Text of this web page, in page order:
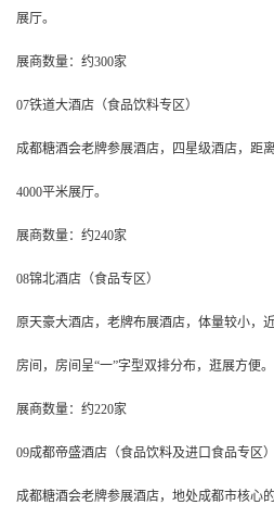
展厅。
展商数量：约300家
07铁道大酒店（食品饮料专区）
成都糖酒会老牌参展酒店，四星级酒店，距
4000平米展厅。
展商数量：约240家
08锦北酒店（食品专区）
原天豪大酒店，老牌布展酒店，体量较小，
房间，房间呈“一”字型双排分布，逛展方便。
展商数量：约220家
09成都帝盛酒店（食品饮料及进口食品专区）
成都糖酒会老牌参展酒店，地处成都市核心